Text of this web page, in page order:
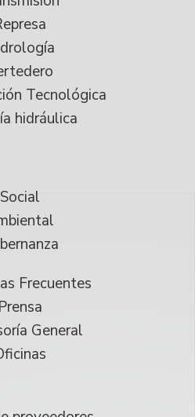
Tecnológica
hidráulica
Social
Frecuentes
Prensa
General